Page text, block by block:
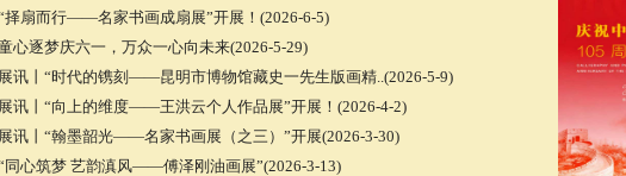
择扇而行——名家书画成扇展”开展！(2026-6-5)
心逐梦庆六一，万众一心向未来(2026-5-29)
展讯丨“时代的镌刻——昆明市博物馆藏史一先生版画精..(2026-5-9)
展讯丨“向上的维度——王洪云个人作品展”开展！(2026-4-2)
展讯丨“翰墨韶光——名家书画展（之三）”开展(2026-3-30)
同心筑梦 艺韵滇风——傅泽刚油画展”(2026-3-13)